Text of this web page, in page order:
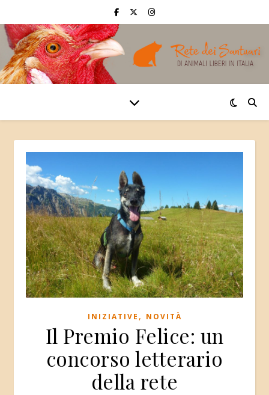
INIZIATIVE , NOVITÀ
Il Premio Felice: un
concorso letterario
della rete